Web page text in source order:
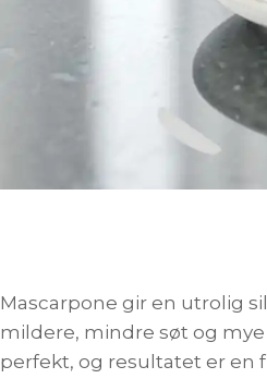
Mascarpone gir en utrolig
mildere, mindre søt og
perfekt, og resultatet er en